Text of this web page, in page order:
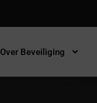
Over Beveiliging